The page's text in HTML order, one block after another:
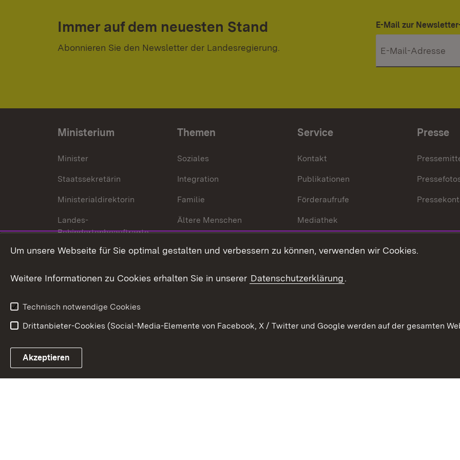
Immer auf dem neuesten Stand
Abonnieren Sie den Newsletter der Landesregierung.
E-Mail zur
Ministerium
Minister
Staatssekretärin
Ministerialdirektorin
Landes-
Behindertenbeauftragte
Bürgerreferent
Karriere
Themen
Soziales
Integration
Familie
Ältere Menschen
Behinderungen
Bürgerengagement
Service
Kontakt
Publikationen
Förderaufrufe
Mediathek
Presse
Link zum Landesportal
Um unsere Webseite für Sie optimal gestalten und verbessern zu können, verwenden wir Cookies.
Weitere Informationen zu Cookies erhalten Sie in unserer Datenschutzerklärung.
Technisch notwendige Cookies
Drittanbieter-Cookies (Social-Media-Elemente von Facebook, X / Twitter und Google werden auf der gesamten
Akzeptieren